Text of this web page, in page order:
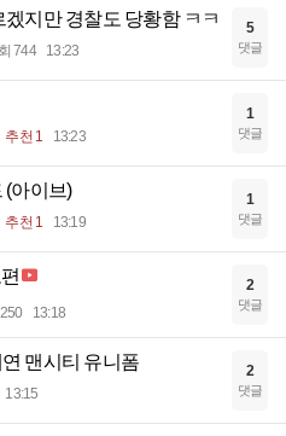
지만 경찰도 당황함 ㅋㅋ
744 13:23
5
댓글
추천 1 13:23
1
댓글
(아이브)
추천 1 13:19
1
댓글
13:18
2
댓글
맨시티 유니폼
13:15
2
댓글